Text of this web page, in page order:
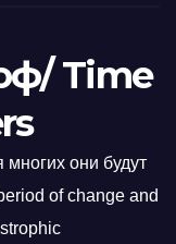
Time
они будут
of change and